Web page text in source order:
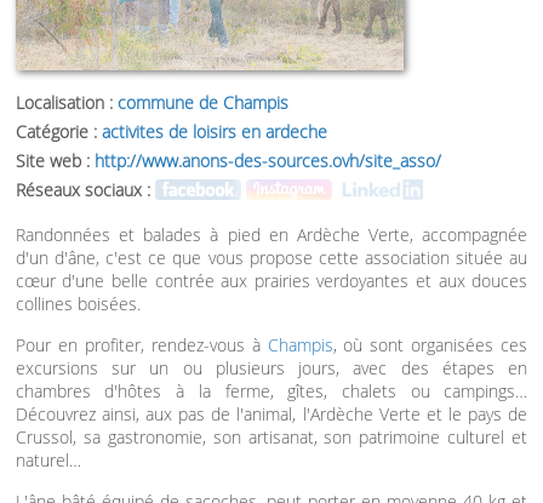
Localisation : commune de Champis
Catégorie : activites de loisirs en ardeche
Site web : http://www.anons-des-sources.ovh/site_asso/
Réseaux sociaux :
Randonnées et balades à pied en Ardèche Verte, accompagnée
d'un d'âne, c'est ce que vous propose cette association située au
cœur d'une belle contrée aux prairies verdoyantes et aux douces
collines boisées.
Pour en profiter, rendez-vous à Champis, où sont organisées ces
excursions sur un ou plusieurs jours, avec des étapes en
chambres d'hôtes à la ferme, gîtes, chalets ou campings…
Découvrez ainsi, aux pas de l'animal, l'Ardèche Verte et le pays de
Crussol, sa gastronomie, son artisanat, son patrimoine culturel et
naturel…